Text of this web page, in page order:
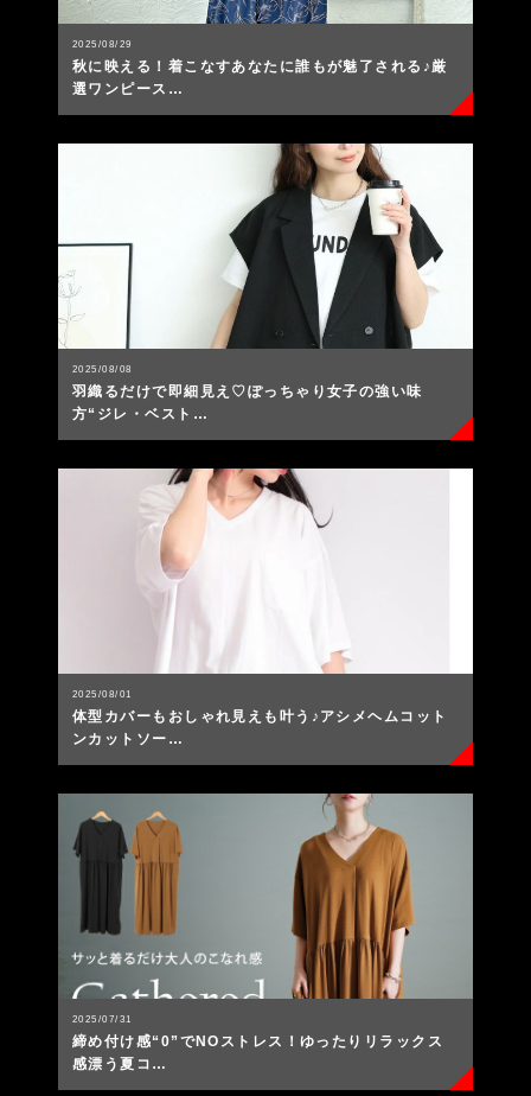
2025/08/29
秋に映える！着こなすあなたに誰もが魅了される♪厳
選ワンピース…
2025/08/08
羽織るだけで即細見え♡ぽっちゃり女子の強い味
方“ジレ・ベスト…
2025/08/01
体型カバーもおしゃれ見えも叶う♪アシメヘムコット
ンカットソー…
2025/07/31
締め付け感“0”でNOストレス！ゆったりリラックス
感漂う夏コ…